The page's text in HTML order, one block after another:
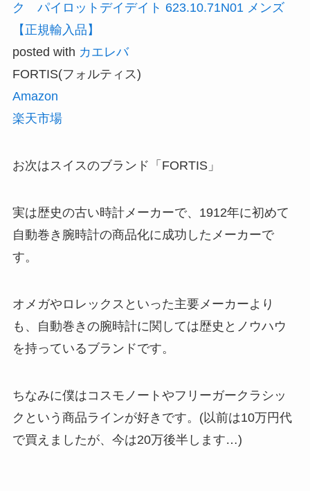
ク パイロットデイデイト 623.10.71N01 メンズ
【正規輸入品】
posted with カエレバ
FORTIS(フォルティス)
Amazon
楽天市場
お次はスイスのブランド「FORTIS」
実は歴史の古い時計メーカーで、1912年に初めて
自動巻き腕時計の商品化に成功したメーカーで
す。
オメガやロレックスといった主要メーカーより
も、自動巻きの腕時計に関しては歴史とノウハウ
を持っているブランドです。
ちなみに僕はコスモノートやフリーガークラシッ
クという商品ラインが好きです。(以前は10万円代
で買えましたが、今は20万後半します…)